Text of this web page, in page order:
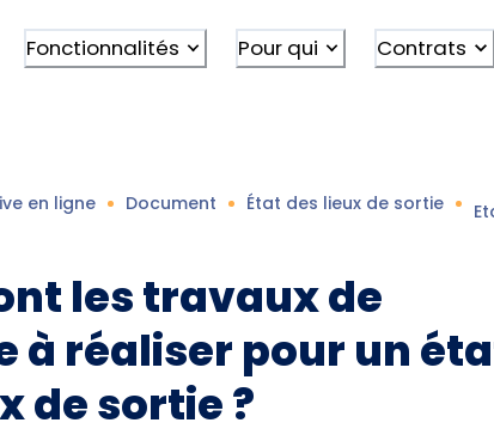
Fonctionnalités Pour qui Contrats
en ligne Document État des lieux de sortie
les travaux de
à réaliser pour un
de sortie ?